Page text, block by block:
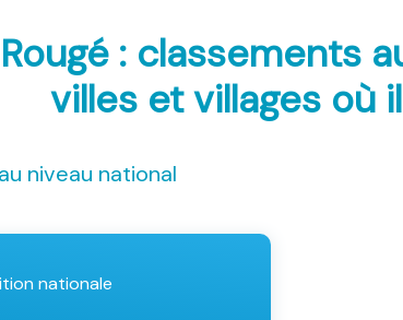
Rougé : classements
villes et villages où
niveau national
nationale